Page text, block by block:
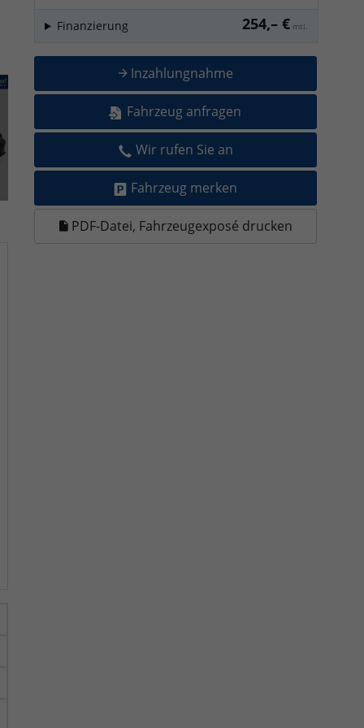
254,– € mtl.
Finanzierung
Inzahlungnahme
Fahrzeug anfragen
Wir rufen Sie an
Fahrzeug merken
PDF-Datei, Fahrzeugexposé drucken